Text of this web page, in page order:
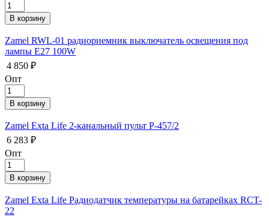
Zamel RWL-01 радиориемник выключатель освещения под
лампы E27 100W
4 850 ₽
Опт
Zamel Exta Life 2-канальный пульт P-457/2
6 283 ₽
Опт
Zamel Exta Life Радиодатчик температуры на батарейках RCT-
22